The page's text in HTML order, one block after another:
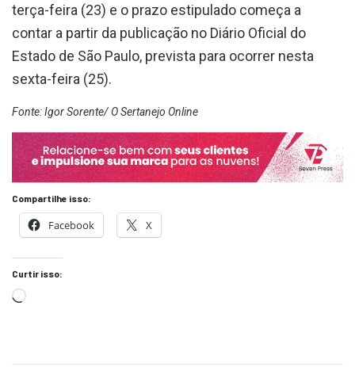
terça-feira (23) e o prazo estipulado começa a
contar a partir da publicação no Diário Oficial do
Estado de São Paulo, prevista para ocorrer nesta
sexta-feira (25).
Fonte: Igor Sorente/ O Sertanejo Online
Compartilhe isso:
Facebook X
Curtir isso: